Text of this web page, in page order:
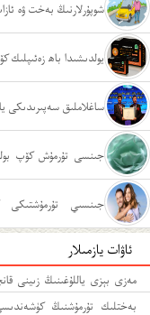
شوپۇرلارنىڭ بەخت ۋە
يولدىشىدا باھ زەئىپلىك
ساغلاملىق سەپىرىدىكى
زىيىنى جىنسىي تۇرمۇشتىكى
ئەھۋاللار
ئاۋات يازمىلار
مەزى بېزى ياللۇغىنىڭ زىينى
مەزى بېزى ياللۇغىغا قەتئى سەل
بەختلىك تۇرمۇشنىڭ